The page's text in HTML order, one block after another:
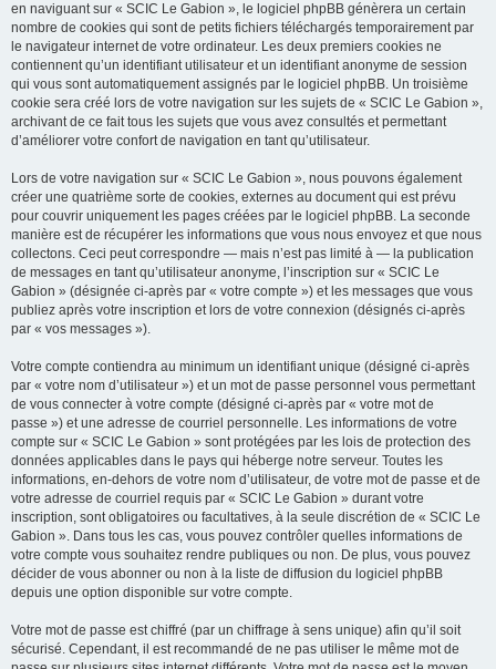
en naviguant sur « SCIC Le Gabion », le logiciel phpBB génèrera un certain
nombre de cookies qui sont de petits fichiers téléchargés temporairement par
le navigateur internet de votre ordinateur. Les deux premiers cookies ne
contiennent qu’un identifiant utilisateur et un identifiant anonyme de session
qui vous sont automatiquement assignés par le logiciel phpBB. Un troisième
cookie sera créé lors de votre navigation sur les sujets de « SCIC Le Gabion »,
archivant de ce fait tous les sujets que vous avez consultés et permettant
d’améliorer votre confort de navigation en tant qu’utilisateur.
Lors de votre navigation sur « SCIC Le Gabion », nous pouvons également
créer une quatrième sorte de cookies, externes au document qui est prévu
pour couvrir uniquement les pages créées par le logiciel phpBB. La seconde
manière est de récupérer les informations que vous nous envoyez et que nous
collectons. Ceci peut correspondre — mais n’est pas limité à — la publication
de messages en tant qu’utilisateur anonyme, l’inscription sur « SCIC Le
Gabion » (désignée ci-après par « votre compte ») et les messages que vous
publiez après votre inscription et lors de votre connexion (désignés ci-après
par « vos messages »).
Votre compte contiendra au minimum un identifiant unique (désigné ci-après
par « votre nom d’utilisateur ») et un mot de passe personnel vous permettant
de vous connecter à votre compte (désigné ci-après par « votre mot de
passe ») et une adresse de courriel personnelle. Les informations de votre
compte sur « SCIC Le Gabion » sont protégées par les lois de protection des
données applicables dans le pays qui héberge notre serveur. Toutes les
informations, en-dehors de votre nom d’utilisateur, de votre mot de passe et de
votre adresse de courriel requis par « SCIC Le Gabion » durant votre
inscription, sont obligatoires ou facultatives, à la seule discrétion de « SCIC Le
Gabion ». Dans tous les cas, vous pouvez contrôler quelles informations de
votre compte vous souhaitez rendre publiques ou non. De plus, vous pouvez
décider de vous abonner ou non à la liste de diffusion du logiciel phpBB
depuis une option disponible sur votre compte.
Votre mot de passe est chiffré (par un chiffrage à sens unique) afin qu’il soit
sécurisé. Cependant, il est recommandé de ne pas utiliser le même mot de